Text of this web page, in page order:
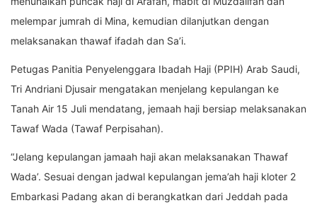
melempar jumrah di Mina, kemudian dilanjutkan dengan
melaksanakan thawaf ifadah dan Sa’i.
Petugas Panitia Penyelenggara Ibadah Haji (PPIH) Arab Saudi,
Tri Andriani Djusair mengatakan menjelang kepulangan ke
Tanah Air 15 Juli mendatang, jemaah haji bersiap melaksanakan
Tawaf Wada (Tawaf Perpisahan).
“Jelang kepulangan jamaah haji akan melaksanakan Thawaf
Wada’. Sesuai dengan jadwal kepulangan jema’ah haji kloter 2
Embarkasi Padang akan di berangkatkan dari Jeddah pada